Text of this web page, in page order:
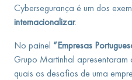
Cybersegurança é um dos
internacionalizar.
No painel “Empresas
Grupo Martinhal apresentaram
quais os desafios de uma